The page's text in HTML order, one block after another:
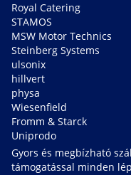
Royal Catering
STAMOS
MSW Motor Technics
Steinberg Systems
ulsonix
hillvert
physa
Wiesenfield
Fromm & Starck
Uniprodo
Gyors és megbízható
támogatással minden